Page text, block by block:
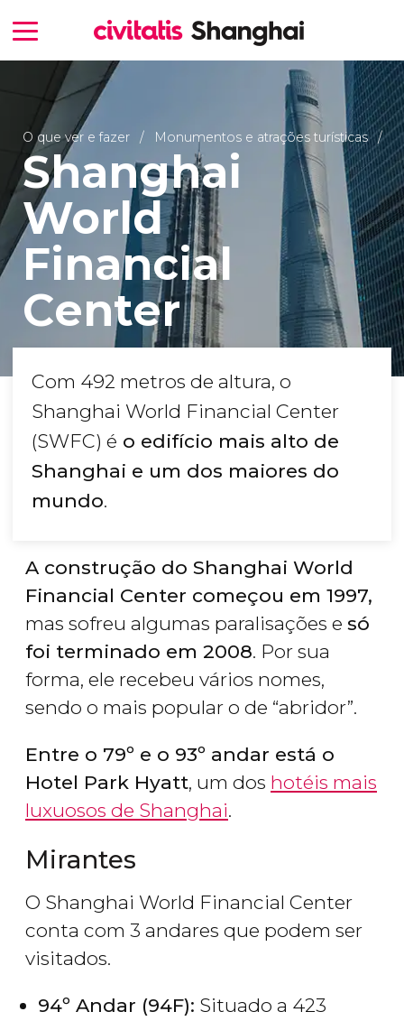
O que ver e fazer Monumentos e atrações turísticas
Shanghai
World
Financial
Center
Com 492 metros de altura, o
Shanghai World Financial Center
(SWFC) é o edifício mais alto de
Shanghai e um dos maiores do
mundo.
A construção do Shanghai World
Financial Center começou em 1997,
mas sofreu algumas paralisações e só
foi terminado em 2008. Por sua
forma, ele recebeu vários nomes,
sendo o mais popular o de “abridor”.
Entre o 79º e o 93º andar está o
Hotel Park Hyatt, um dos hotéis mais
luxuosos de Shanghai.
Mirantes
O Shanghai World Financial Center
conta com 3 andares que podem ser
visitados.
94º Andar (94F): Situado a 423